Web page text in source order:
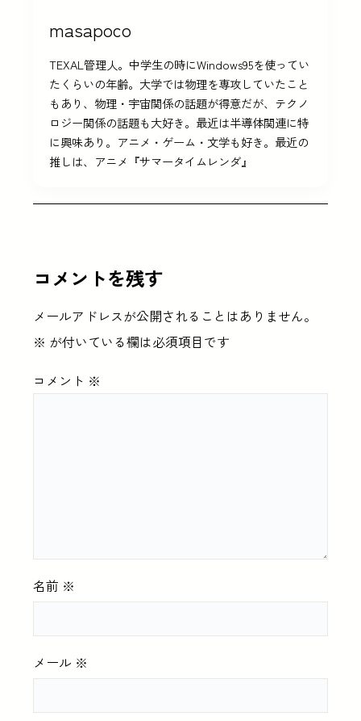
masapoco
TEXAL管理人。中学生の時にWindows95を使ってい
たくらいの年齢。大学では物理を専攻していたこと
もあり、物理・宇宙関係の話題が得意だが、テクノ
ロジー関係の話題も大好き。最近は半導体関連に特
に興味あり。アニメ・ゲーム・文学も好き。最近の
推しは、アニメ『サマータイムレンダ』
コメントを残す
メールアドレスが公開されることはありません。
※ が付いている欄は必須項目です
コメント ※
名前 ※
メール ※